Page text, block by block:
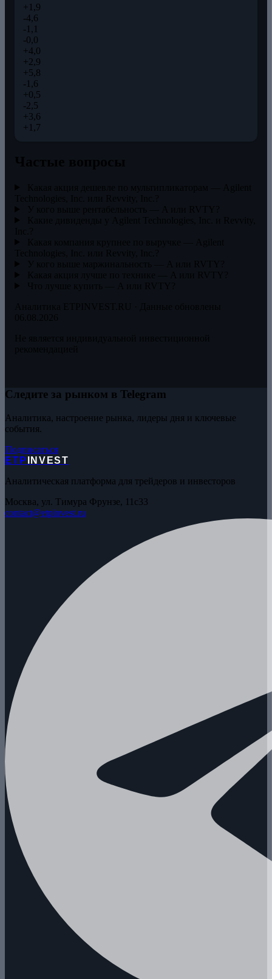
+1,9
-4,6
-1,1
-0,0
+4,0
+2,9
+5,8
-1,6
+0,5
-2,5
+3,6
+1,7
Следите за рынком в Telegram
Аналитика, настроение рынка, лидеры дня и ключевые
события.
Подписаться
ETP
INVEST
Аналитическая платформа для трейдеров и инвесторов
Москва, ул. Тимура Фрунзе, 11с33
contact@etpinvest.ru